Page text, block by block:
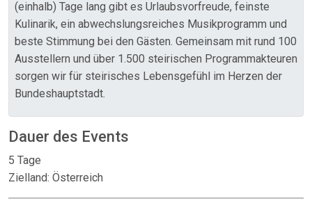
(einhalb) Tage lang gibt es Urlaubsvorfreude, feinste
Kulinarik, ein abwechslungsreiches Musikprogramm und
beste Stimmung bei den Gästen. Gemeinsam mit rund 100
Ausstellern und über 1.500 steirischen Programmakteuren
sorgen wir für steirisches Lebensgefühl im Herzen der
Bundeshauptstadt.
Dauer des Events
5 Tage
Zielland: Österreich